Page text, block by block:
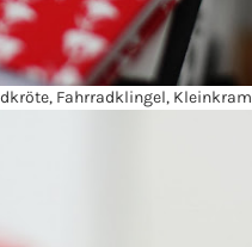
Fahrradklingel, Kleinkram